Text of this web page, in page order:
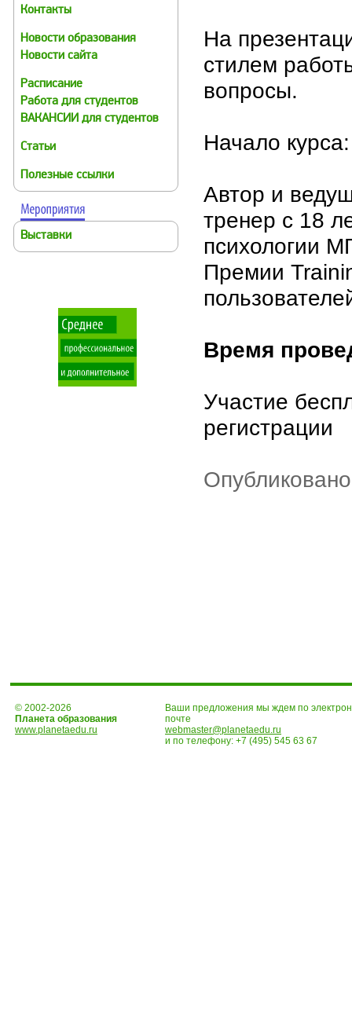
Контакты
Новости образования
Новости сайта
Расписание
Работа для студентов
ВАКАНСИИ для студентов
Статьи
Полезные ссылки
Выставки
На
стилем
вопросы.
Начало
Автор и
тренер с 18
психологии
Премии
Время
Участие
регистрации
© 2002-2026
Планета образования
www.planetaedu.ru
Ваши предложения мы ждем по
почте
webmaster@planetaedu.ru
и по телефону: +7 (495) 545 63 67